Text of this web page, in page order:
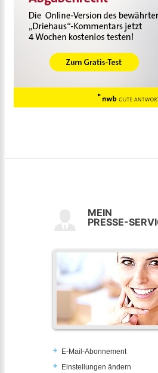
MEIN
PRESSE-
E-Mail-Abonnement
Einstellungen ändern